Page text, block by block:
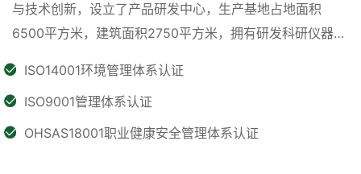
与技术创新，设立了产品研发中心，生产基地占地面积
6500平方米，建筑面积2750平方米，拥有研发科研仪器及
的研发和制造能力。自成立以来，一直致力于为生态畜禽养
殖业提供高新技术、节能环保、经济耐用的产品，助力各大
养殖企业全面优化生态环境。为进一步满足市场需求，公司
ISO14001环境管理体系认证
ISO9001管理体系认证
OHSAS18001职业健康安全管理体系认证